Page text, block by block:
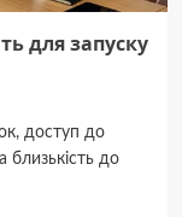
для запуску
доступ до
близькість до